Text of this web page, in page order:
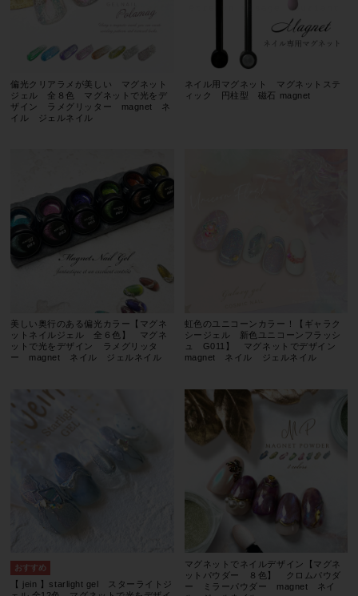
偏光クリアラメが美しい マグネット
ジェル 全８色 マグネットで光をデ
ザイン ラメグリッター magnet ネ
イル ジェルネイル
ネイル用マグネット マグネットステ
ィック 円柱型 磁石 magnet
美しい奥行のある偏光カラー【マグネ
ットネイルジェル 全６色】 マグネ
ットで光をデザイン ラメグリッタ
ー magnet ネイル ジェルネイル
虹色のユニコーンカラー！【ギャラク
シージェル 新色ユニコーンフラッシ
ュ G011】 マグネットでデザイン
magnet ネイル ジェルネイル
【 jein 】starlight gel スターライトジ
マグネットでネイルデザイン【マグネ
ットパウダー ８色】 クロムパウダ
ー ミラーパウダー magnet ネイ